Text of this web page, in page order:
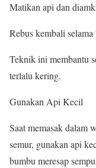
Matikan api dan
Rebus kembali
Teknik ini membantu
terlalu kering.
Gunakan Api Kecil
Saat memasak dalam
semur, gunakan api
bumbu meresap